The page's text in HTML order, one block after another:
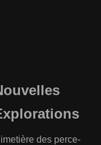
des perce-